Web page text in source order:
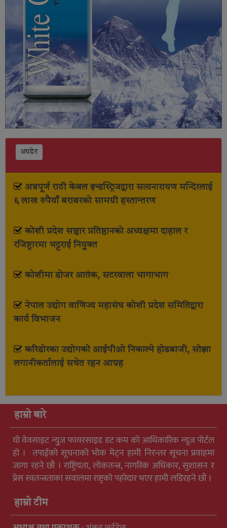
अपडेट
अन्नपूर्ण राठी केबल इन्डस्ट्रिजद्वारा सत्यनारायण मन्दिरलाई
६ लाख रुपैयाँ बराबरको सामग्री हस्तान्तरण
कोशी प्रदेश सञ्चार प्रतिष्ठानको अध्यक्षमा दाहाल र
रजिष्ट्रारमा भट्टराई नियुक्त
कोशीमा डोजर आतंक, सटरवाला भागाभाग
नेपाल उद्योग वाणिज्य महासंघ कोशी प्रदेश समितिद्वारा
कार्य विभाजन
करिडोरका उद्योगको आईपीओ निकाल्ने होडबाजी, सोझा
लगानीकर्तालाई सचेत रहन आग्रह
हाम्रो बारे
यो वेवसाइट न्युुज फायरसाइड डट कम को आधिकारिक न्यूज पोर्टल
हो । तपाईको सूचनाको भोक मेट्न हामी निरन्तर सूचना प्रवाहमा
जागा रहने छौ । राष्ट्रियता, लोकतन्त्र, नागरिक अधिकार, सुशासन र
प्रेस स्वतन्त्रताका सवालमा राष्ट्रको पहरेदार भएर हामी लडिरहने छौ ।
हाम्रो टीम